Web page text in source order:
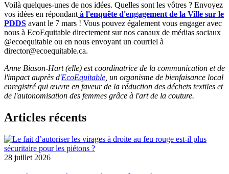
Voilà quelques-unes de nos idées. Quelles sont les vôtres ? Envoyez
vos idées en répondant à l'enquête d'engagement de la Ville sur le
PDDS avant le 7 mars ! Vous pouvez également vous engager avec
nous à EcoEquitable directement sur nos canaux de médias sociaux
@ecoequitable ou en nous envoyant un courriel à
director@ecoequitable.ca.
Anne Biason-Hart (elle) est coordinatrice de la communication et de
l'impact auprès d'EcoEquitable , un organisme de bienfaisance local
enregistré qui œuvre en faveur de la réduction des déchets textiles et
de l'autonomisation des femmes grâce à l'art de la couture.
Articles récents
28 juillet 2026